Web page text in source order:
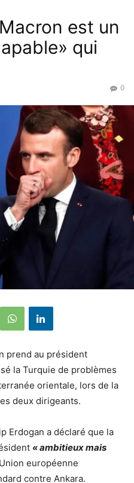
est un
qui
0
prend au président
la Turquie de problèmes
orientale, lors de la
deux dirigeants.
Erdogan a déclaré que la
« ambitieux mais
européenne
contre Ankara.